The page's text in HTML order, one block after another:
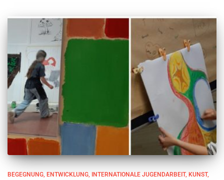
BEGEGNUNG ENTWICKLUNG INTERNATIONALE JUGENDARBEIT KUNST